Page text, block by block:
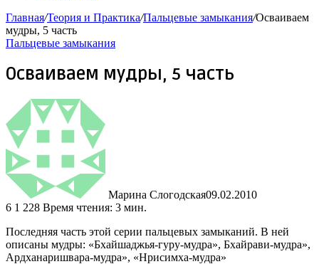
Главная/Теория и Практика/Пальцевые замыкания/Осваиваем
мудры, 5 часть
Пальцевые замыкания
Осваиваем мудры, 5 часть
Марина Слогодская09.02.2010
6 1 228 Время чтения: 3 мин.
Последняя часть этой серии пальцевых замыканий. В ней
описаны мудры: «Бхайшаджья-гуру-мудра», Бхайрави-мудра»,
Ардханаришвара-мудра», «Нрисимха-мудра»